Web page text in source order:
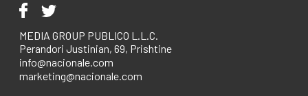
MEDIA GROUP PUBLICO L.L.C.
Perandori Justinian, 69, Prishtine
info@nacionale.com
marketing@nacionale.com